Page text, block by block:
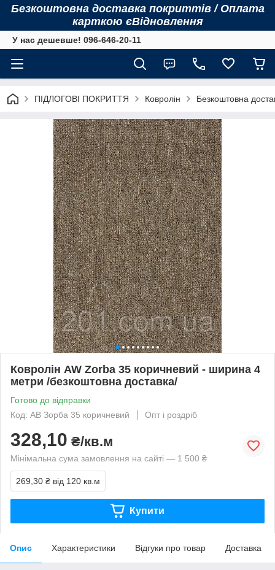
Безкоштовна доставка покриттів / Оплата
карткою єВідновлення
У нас дешевше! 096-646-20-11
ПІДЛОГОВІ ПОКРИТТЯ Ковролін Безкоштовна
Ковролін AW Zorba 35 коричневий - ширина 4
метри /безкоштовна доставка/
Готово до відправки
Код: АВ Зорба 35 коричневий
Опт і роздріб
328,10 ₴/кв.м
Мінімальна сума замовлення на сайті — 1 500 ₴
269,30 ₴ від 120 кв.м
Купити
Опис Характеристики Відгуки про товар Доставка